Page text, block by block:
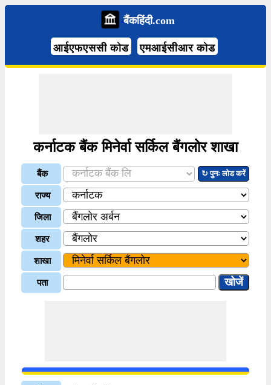
बैंकहिंदी.com
आईएफएससी कोड एमआईसीआर कोड
कर्नाटक बैंक मिनेर्वा सर्किल बैंगलोर शाखा
बैंक ↻ पुनः लोड करें
राज्य
जिला
शहर
शाखा
पता